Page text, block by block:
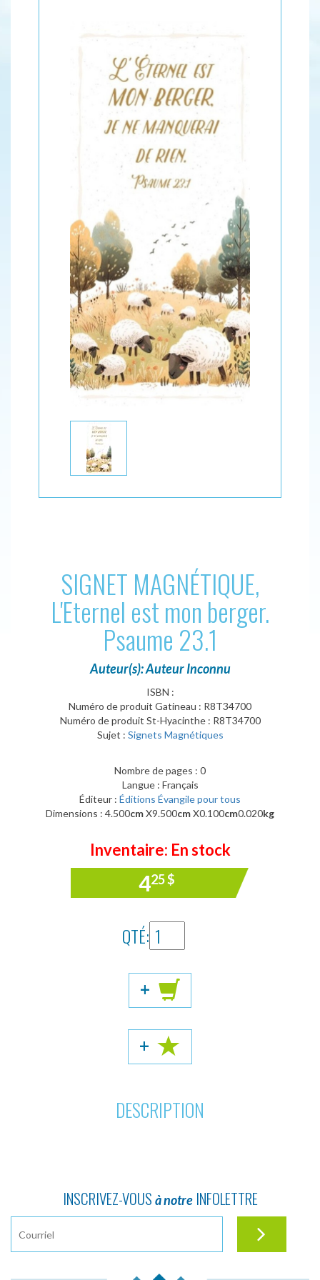
SIGNET MAGNÉTIQUE,
L'Eternel est mon berger.
Psaume 23.1
Auteur(s): Auteur Inconnu
ISBN :
Numéro de produit Gatineau : R8T34700
Numéro de produit St-Hyacinthe : R8T34700
Sujet : Signets Magnétiques
Nombre de pages : 0
Langue : Français
Éditeur : Éditions Évangile pour tous
Dimensions : 4.500cmX9.500cmX0.100cm0.020kg
Inventaire: En stock
425$
QTÉ:
+
+
DESCRIPTION
INSCRIVEZ-VOUS à notreINFOLETTRE